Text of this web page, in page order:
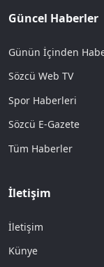
Güncel Haberler
Günün İçinden
Sözcü Web TV
Spor Haberleri
Sözcü E-Gazete
Tüm Haberler
İletişim
İletişim
Künye